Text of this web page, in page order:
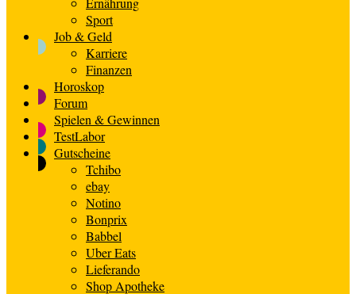
Sport
Job & Geld
Karriere
Finanzen
Horoskop
Forum
Spielen & Gewinnen
TestLabor
Gutscheine
Tchibo
ebay
Notino
Bonprix
Babbel
Uber Eats
Lieferando
Shop Apotheke